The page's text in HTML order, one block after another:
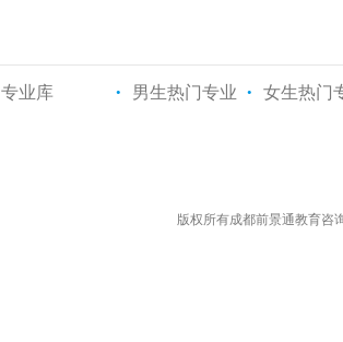
专业库 • 男生热门专业 • 女生热门
版权所有成都前景通教育